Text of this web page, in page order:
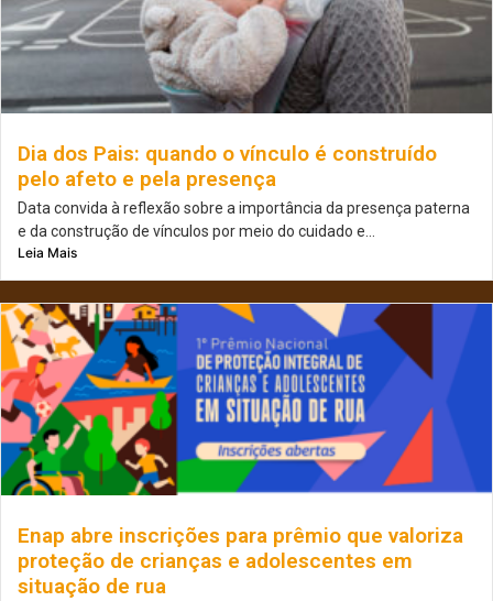
Dia dos Pais: quando o vínculo é construído
pelo afeto e pela presença
Data convida à reflexão sobre a importância da presença paterna
e da construção de vínculos por meio do cuidado e...
Leia Mais
Enap abre inscrições para prêmio que valoriza
proteção de crianças e adolescentes em
situação de rua